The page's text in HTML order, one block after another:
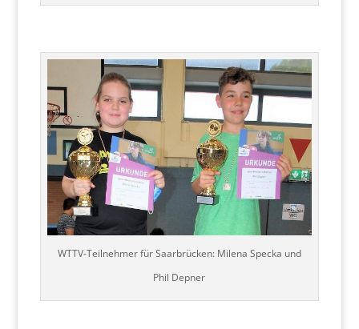
WTTV-Teilnehmer für Saarbrücken: Milena Specka und
Phil Depner